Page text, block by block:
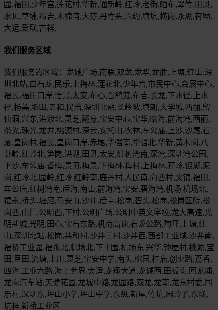
园,福田,少年宫,莲花村,华新,通新岭,红岭,老街,晒布,翠竹,田贝,
水贝,草埔,布吉,木棉湾,大芬,丹竹头,六约,塘坑,横岗,永湖,荷坳,
大运,爱联,吉祥,
我们服务区域
我们服务的区域：龙城广场,南联,双龙,龙华,龙胜,上塘,红山,深
圳北站,白石龙,民乐,上梅林,莲花北,少年宫,市民中心,会展中心,
福民,福田口岸,怡景,太安,布心,百鸽笼,布吉,长龙,下水径,上水
径,杨美,坂田,五和,民治,深圳北站,长岭陂,塘朗,大学城,西丽,留
仙洞,兴东,洪浪北,灵芝,翻身,宝安中心,宝华,临海,前海湾,西丽,
茶光,珠光,龙井,桃源村,深云,安托山,农林,车公庙,上沙,沙尾,石
厦,皇岗村,福民,皇岗口岸,赤尾,华强南,华强北,华新,黄木岗,八
卦岭,红岭北,笋岗,洪湖,田贝,太安,红树湾南,深湾,深圳湾公园,
下沙,车公庙,香梅,景田,梅景,下梅林,梅村,上梅林,孖岭,银湖,泥
岗,红岭北,园岭,红岭,红岭南,鹿丹村,人民南,向西村,文锦,福田,
车公庙,红树湾南,后海,南山,前海湾,宝安,碧海湾,机场,机场北,
福永,桥头,塘尾,马安山,沙井,后亭,松岗,碧头,松岗,松岗医院,松
岗西,山门,公明西,下村,公明广场,公明中英文学校,龙大高速,光
明新城,光明,田心,宝石东路,机荷高速,石龙公路,陶吓,上塘,红
山,深圳北站,松岗,共和村,沙井三村,沙井西,西部工业城,沙井南,
福侨工业园,福永北,机场北,下十围,机场东,兴华,钟屋村,桃源,宝
田,臣田,流塘,上川,灵芝,宝安中学,南头,桃园,桂庙,创业路,荔香,
四海,工业六路,海上世界,大运,龙翔大道,龙城西,田板头,回龙埔,
龙岗汽车站,天健花园,龙城中路,龙园路,双龙,龙南,龙东村委,同
乐村,深圳东,坪山小学,坪山中学,东纵,新屋,竹坑,园岭子,东联,
坑梓,新桥工业区